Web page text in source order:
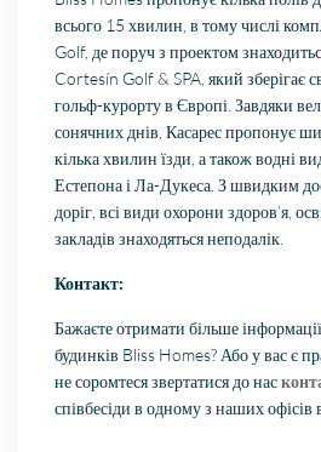
всього 15 хвилин, в тому числі
Golf, де поруч з проектом
Cortesín Golf & SPA, який зберігає
гольф-курорту в Європі. Завдяки
сонячних днів, Касарес пропонує
кілька хвилин їзди, а також водні
Естепона і Ла-Дукеса. З швидким
доріг, всі види охорони здоров’я,
закладів знаходяться неподалік.
Контакт:
Бажаєте отримати більше
будинків Bliss Homes? Або у вас є
не соромтеся звертатися до нас
співбесіди в одному з наших офісів в